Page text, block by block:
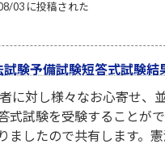
03 に投稿された
験予備試験短答式試験結
に対し様々なお心寄せ、
式試験を受験することが
りましたので共有しま